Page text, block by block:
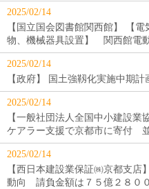
2025/02/14
【国立国会図書館関西館】 【
物、機械器具設置】 関西館電
2025/02/14
【政府】 国土強靱化実施中期
2025/02/14
【一般社団法人全国中小建設業
ケアラー支援で京都市に寄付
2025/02/14
【西日本建設業保証㈱京都支
動向 請負金額は７５億２８０